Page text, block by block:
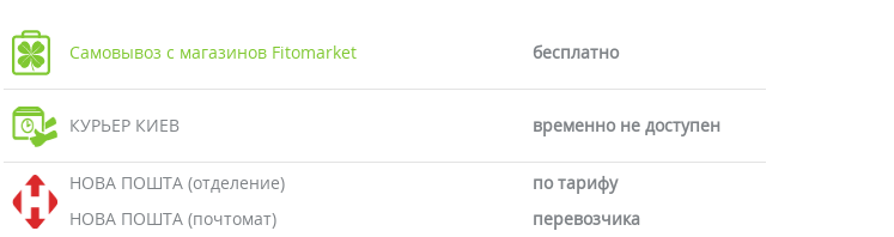
Самовывоз с магазинов Fitomarket бесплатно
КУРЬЕР КИЕВ временно не доступен
НОВА ПОШТА (отделение)
по тарифу
НОВА ПОШТА (почтомат)
перевозчика